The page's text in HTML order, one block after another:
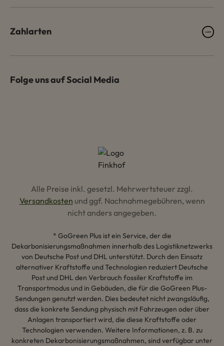
Zahlarten
Folge uns auf Social Media
Alle Preise inkl. gesetzl. Mehrwertsteuer zzgl.
Versandkosten und ggf. Nachnahmegebühren, wenn
nicht anders angegeben.
* GoGreen Plus ist ein Service, der die
Dekarbonisierungsmaßnahmen innerhalb des Logistiknetzwerks
von Deutsche Post und DHL unterstützt. Durch den Einsatz
alternativer Kraftstoffe und Technologien reduziert Deutsche
Post und DHL den Verbrauch fossiler Kraftstoffe im
Transportmodus und in Gebäuden, die für die GoGreen Plus-
Sendungen genutzt werden. Dies bedeutet nicht zwangsläufig,
dass die konkrete Sendung physisch mit Fahrzeugen oder über
Anlagen transportiert wird, die diese Kraftstoffe oder
Technologien verwenden. Weitere Informationen, z. B. zu
konkreten Dekarbonisierungsmaßnahmen, sind verfügbar unter